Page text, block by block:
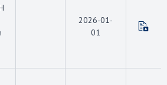
2026-01-
01